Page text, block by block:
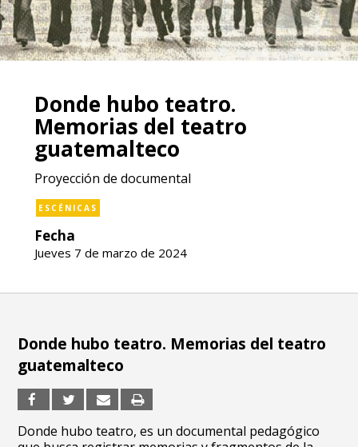
Donde hubo teatro.
Memorias del teatro
guatemalteco
Proyección de documental
ESCÉNICAS
Fecha
Jueves 7 de marzo de 2024
Donde hubo teatro. Memorias del teatro
guatemalteco
Donde hubo teatro, es un documental pedagógico